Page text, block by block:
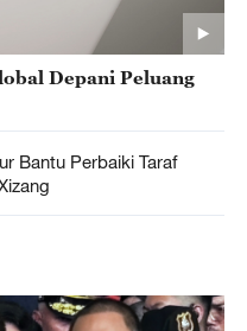
Depani Peluang
Bantu Perbaiki Taraf